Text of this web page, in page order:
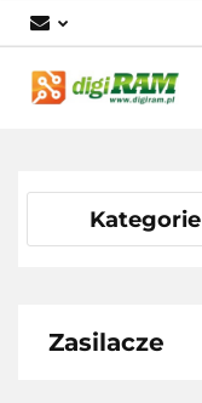
Kategorie
Zasilacze